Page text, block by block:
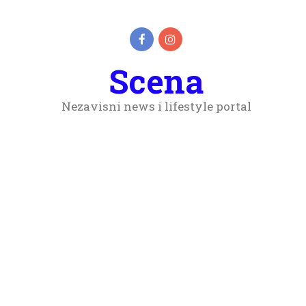
Scena
Nezavisni news i lifestyle portal